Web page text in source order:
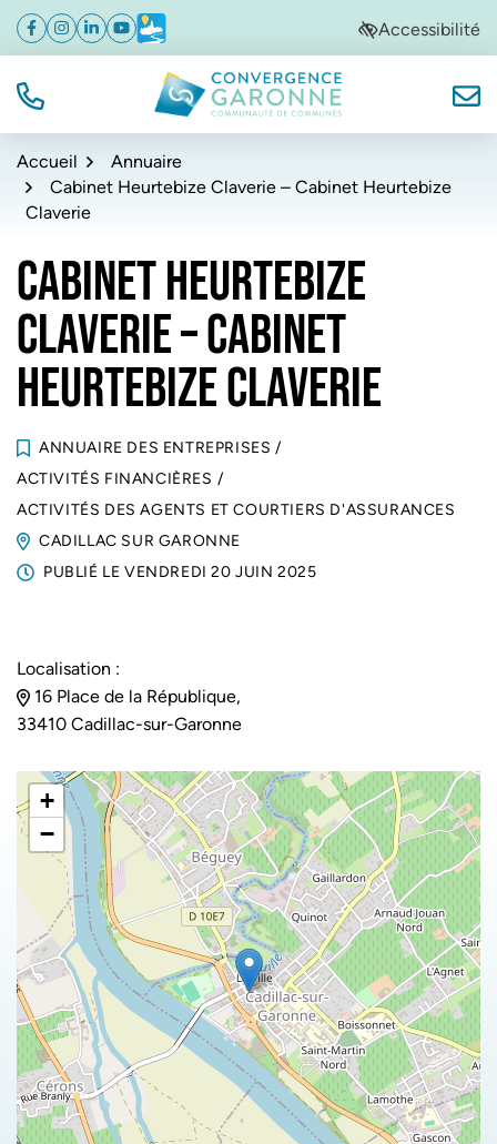
Aller
navigation
Aller
au
Aller
au
de
Facebook
(ouverture dans un nouvel onglet)
Instagram
(ouverture dans un nouvel onglet)
Linkedin
(ouverture dans un nouvel onglet)
YouTube
(ouverture dans un nouvel onglet)
Météo
(ouverture dans un nouvel onglet)Accessibilité
TÉL. Convergence Garonne
Accueil
Annuaire
Cabinet Heurtebize Claverie – Cabinet Heurtebize
Claverie
CABINET HEURTEBIZE
CLAVERIE – CABINET
HEURTEBIZE CLAVERIE
ANNUAIRE DES ENTREPRISES /
ACTIVITÉS FINANCIÈRES /
ACTIVITÉS DES AGENTS ET COURTIERS D'ASSURANCES
CADILLAC SUR GARONNE
PUBLIÉ LE VENDREDI 20 JUIN 2025
Localisation :
16 Place de la République,
33410 Cadillac-sur-Garonne
+
−